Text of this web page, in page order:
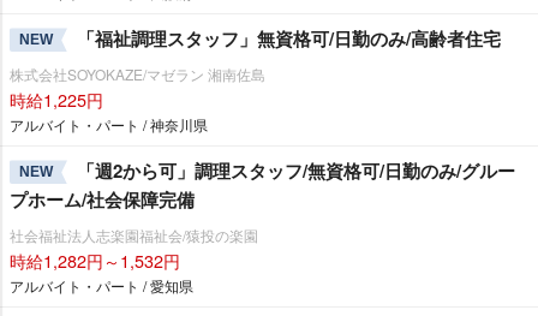
NEW 「福祉調理スタッフ」無資格可/日勤のみ/高齢者住宅
株式会社SOYOKAZE/マゼラン 湘南佐島
時給1,225円
アルバイト・パート / 神奈川県
NEW
「週2から可」調理スタッフ/無資格可/日勤のみ/グルー
プホーム/社会保障完備
社会福祉法人志楽園福祉会/猿投の楽園
時給1,282円～1,532円
アルバイト・パート / 愛知県